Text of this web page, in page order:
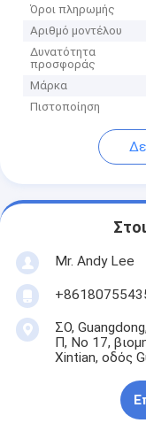
Όροι πληρωμής
Αριθμό μοντέλου
Δυνατότητα
προσφοράς
Μάρκα
Πιστοποίηση
Mr. Andy Lee
ΣΟ,
Π, Νο 17,
Xintian, οδός